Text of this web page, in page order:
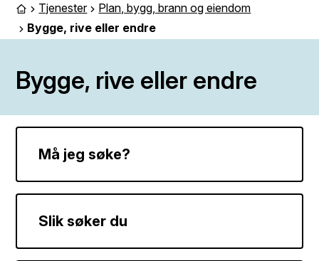
Du er her:
Forside
Tjenester
Plan, bygg, brann og eiendom
Bygge, rive eller endre
Bygge, rive eller endre
Må jeg søke?
Slik søker du